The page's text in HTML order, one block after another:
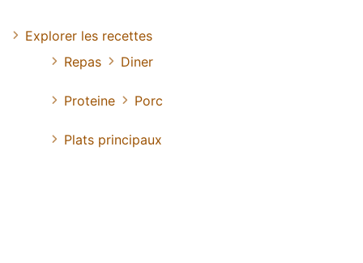
Explorer les recettes
Repas
Diner
Proteine Porc
Plats principaux